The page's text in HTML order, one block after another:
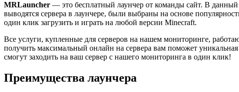
MRLauncher — это бесплатный лаунчер от команды сайт. В
выводятся сервера в лаунчере, были выбраны на основе
один клик загрузить и играть на любой версии Minecraft.
Все услуги, купленные для серверов на нашем мониторинге,
получить максимальный онлайн на сервера вам поможет уникальная
смогут заходить на ваш сервер с нашего мониторинга в один клик!
Преимущества лаунчера